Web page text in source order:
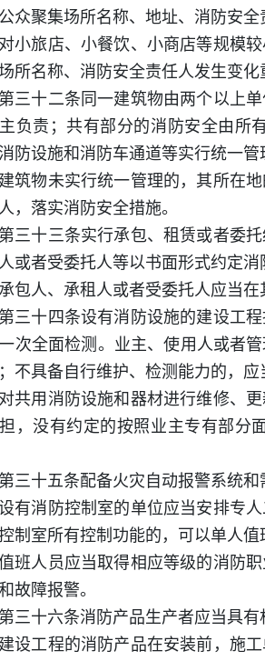
公众聚集场所名称、地址、消防安
对小旅店、小餐饮、小商店等规模
所名称、消防安全责任人发生变
第三十二条同一建筑物由两个以上
负责；共有部分的消防安全由所
防设施和消防车通道等实行统一管
建筑物未实行统一管理的，其所在
，落实消防安全措施。
第三十三条实行承包、租赁或者委
或者受委托人等以书面形式约定
承包人、承租人或者受委托人应当
第三十四条设有消防设施的建设工
次全面检测。业主、使用人或者
不具备自行维护、检测能力的，
对共用消防设施和器材进行维修、
，没有约定的按照业主专有部分
第三十五条配备火灾自动报警系统
有消防控制室的单位应当安排专
制室所有控制功能的，可以单人值
班人员应当取得相应等级的消防
故障报警。
第三十六条消防产品生产者应当具
建设工程的消防产品在安装前，施